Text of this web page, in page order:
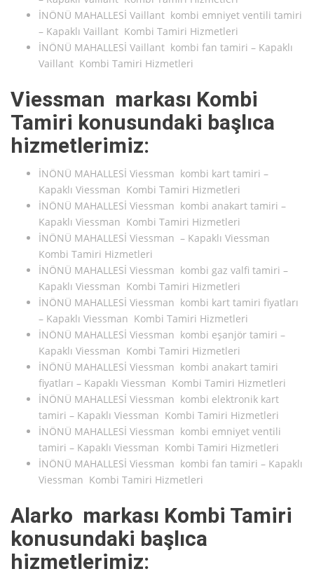
İNÖNÜ MAHALLESİ Vaillant kombi emniyet ventili tamiri
– Kapaklı Vaillant Kombi Tamiri Hizmetleri
İNÖNÜ MAHALLESİ Vaillant kombi fan tamiri – Kapaklı
Vaillant Kombi Tamiri Hizmetleri
Viessman markası Kombi
Tamiri konusundaki başlıca
hizmetlerimiz:
İNÖNÜ MAHALLESİ Viessman kombi kart tamiri –
Kapaklı Viessman Kombi Tamiri Hizmetleri
İNÖNÜ MAHALLESİ Viessman kombi anakart tamiri –
Kapaklı Viessman Kombi Tamiri Hizmetleri
İNÖNÜ MAHALLESİ Viessman – Kapaklı Viessman
Kombi Tamiri Hizmetleri
İNÖNÜ MAHALLESİ Viessman kombi gaz valfi tamiri –
Kapaklı Viessman Kombi Tamiri Hizmetleri
İNÖNÜ MAHALLESİ Viessman kombi kart tamiri fiyatları
– Kapaklı Viessman Kombi Tamiri Hizmetleri
İNÖNÜ MAHALLESİ Viessman kombi eşanjör tamiri –
Kapaklı Viessman Kombi Tamiri Hizmetleri
İNÖNÜ MAHALLESİ Viessman kombi anakart tamiri
fiyatları – Kapaklı Viessman Kombi Tamiri Hizmetleri
İNÖNÜ MAHALLESİ Viessman kombi elektronik kart
tamiri – Kapaklı Viessman Kombi Tamiri Hizmetleri
İNÖNÜ MAHALLESİ Viessman kombi emniyet ventili
tamiri – Kapaklı Viessman Kombi Tamiri Hizmetleri
İNÖNÜ MAHALLESİ Viessman kombi fan tamiri – Kapaklı
Viessman Kombi Tamiri Hizmetleri
Alarko markası Kombi Tamiri
konusundaki başlıca
hizmetlerimiz: